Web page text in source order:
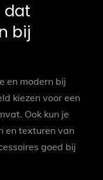
dat
bij
en modern bij
kiezen voor een
Ook kun je
en texturen van
goed bij